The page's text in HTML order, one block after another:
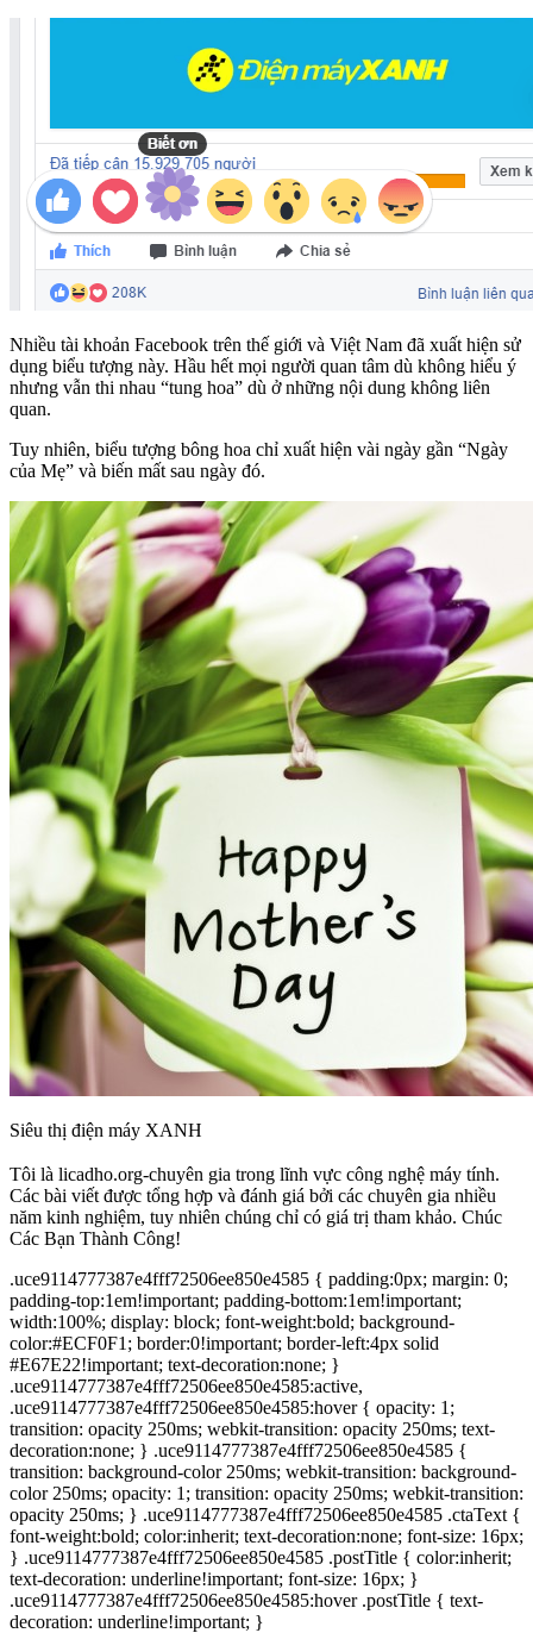
Nhiều tài khoản Facebook trên thế giới và Việt Nam đã xuất hiện sử
dụng biểu tượng này. Hầu hết mọi người quan tâm dù không hiểu ý
nhưng vẫn thi nhau “tung hoa” dù ở những nội dung không liên
quan.
Tuy nhiên, biểu tượng bông hoa chỉ xuất hiện vài ngày gần “Ngày
của Mẹ” và biến mất sau ngày đó.
Siêu thị điện máy XANH
Tôi là licadho.org-chuyên gia trong lĩnh vực công nghệ máy tính.
Các bài viết được tổng hợp và đánh giá bởi các chuyên gia nhiều
năm kinh nghiệm, tuy nhiên chúng chỉ có giá trị tham khảo. Chúc
Các Bạn Thành Công!
.uce9114777387e4fff72506ee850e4585 { padding:0px; margin: 0;
padding-top:1em!important; padding-bottom:1em!important;
width:100%; display: block; font-weight:bold; background-
color:#ECF0F1; border:0!important; border-left:4px solid
#E67E22!important; text-decoration:none; }
.uce9114777387e4fff72506ee850e4585:active,
.uce9114777387e4fff72506ee850e4585:hover { opacity: 1;
transition: opacity 250ms; webkit-transition: opacity 250ms; text-
decoration:none; } .uce9114777387e4fff72506ee850e4585 {
transition: background-color 250ms; webkit-transition: background-
color 250ms; opacity: 1; transition: opacity 250ms; webkit-transition:
opacity 250ms; } .uce9114777387e4fff72506ee850e4585 .ctaText {
font-weight:bold; color:inherit; text-decoration:none; font-size: 16px;
} .uce9114777387e4fff72506ee850e4585 .postTitle { color:inherit;
text-decoration: underline!important; font-size: 16px; }
.uce9114777387e4fff72506ee850e4585:hover .postTitle { text-
decoration: underline!important; }